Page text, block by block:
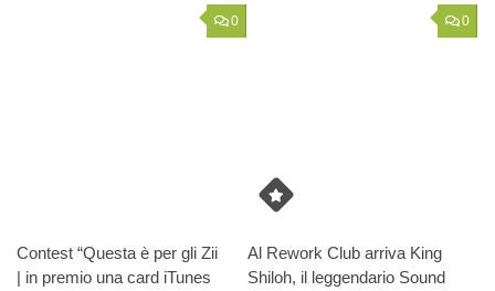
0
Contest “Questa è per gli Zii
| in premio una card iTunes
0
Al Rework Club arriva King
Shiloh, il leggendario Sound